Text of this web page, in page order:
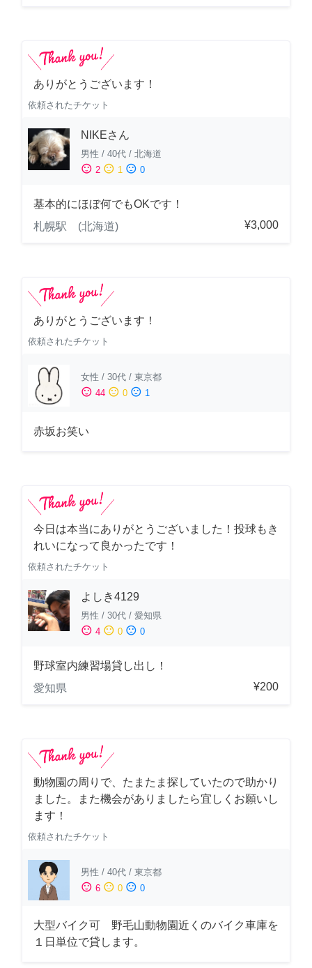
ありがとうございます！
依頼されたチケット
NIKEさん
男性 / 40代 / 北海道
sentiment_satisfied 2 sentiment_neutral 1 sentiment_dissatisfied 0
基本的にほぼ何でもOKです！
札幌駅 (北海道)
¥3,000
ありがとうございます！
依頼されたチケット
女性 / 30代 / 東京都
sentiment_satisfied 44 sentiment_neutral 0 sentiment_dissatisfied 1
赤坂お笑い
今日は本当にありがとうございました！投球もき
れいになって良かったです！
依頼されたチケット
よしき4129
男性 / 30代 / 愛知県
sentiment_satisfied 4 sentiment_neutral 0 sentiment_dissatisfied 0
野球室内練習場貸し出し！
愛知県
¥200
動物園の周りで、たまたま探していたので助かり
ました。また機会がありましたら宜しくお願いし
ます！
依頼されたチケット
男性 / 40代 / 東京都
sentiment_satisfied 6 sentiment_neutral 0 sentiment_dissatisfied 0
大型バイク可 野毛山動物園近くのバイク車庫を
１日単位で貸します。